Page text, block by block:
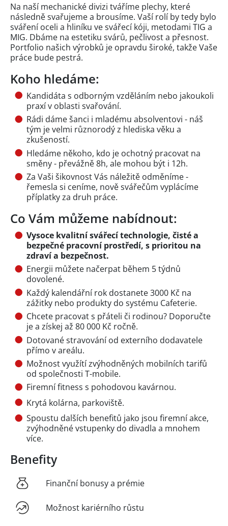
Na naší mechanické divizi tváříme plechy, které
následně svařujeme a brousíme. Vaší rolí by tedy bylo
sváření oceli a hliníku ve svářecí kóji, metodami TIG a
MIG. Dbáme na estetiku svárů, pečlivost a přesnost.
Portfolio našich výrobků je opravdu široké, takže Vaše
práce bude pestrá.
Koho hledáme:
Kandidáta s odborným vzděláním nebo jakoukoli
praxí v oblasti svařování.
Rádi dáme šanci i mladému absolventovi - náš
tým je velmi různorodý z hlediska věku a
zkušeností.
Hledáme někoho, kdo je ochotný pracovat na
směny - převážně 8h, ale mohou být i 12h.
Za Vaši šikovnost Vás náležitě odměníme -
řemesla si ceníme, nově svářečům vyplácíme
příplatky za druh práce.
Co Vám můžeme nabídnout:
Vysoce kvalitní svářecí technologie, čisté a
bezpečné pracovní prostředí, s prioritou na
zdraví a bezpečnost.
Energii můžete načerpat během 5 týdnů
dovolené.
Každý kalendářní rok dostanete 3000 Kč na
zážitky nebo produkty do systému Cafeterie.
Chcete pracovat s přáteli či rodinou? Doporučte
je a získej až 80 000 Kč ročně.
Dotované stravování od externího dodavatele
přímo v areálu.
Možnost využítí zvýhodněných mobilních tarifů
od společnosti T-mobile.
Firemní fitness s pohodovou kavárnou.
Krytá kolárna, parkoviště.
Spoustu dalších benefitů jako jsou firemní akce,
zvýhodněné vstupenky do divadla a mnohem
více.
Benefity
Finanční bonusy a prémie
Možnost kariérního růstu